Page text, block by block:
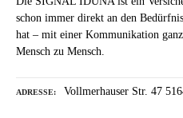
schon immer direkt an den
hat – mit einer Kommunikation
Mensch zu Mensch.
ADRESSE Vollmerhauser Str. 47